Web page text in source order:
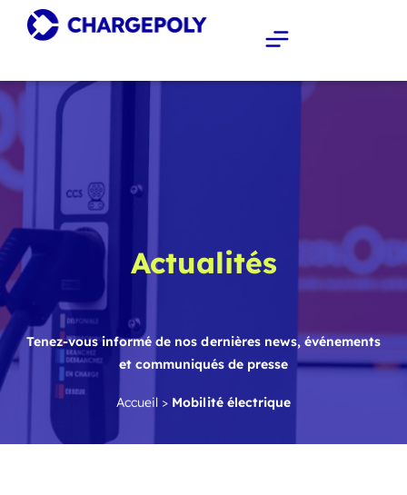
Actualités
Tenez-vous informé de nos dernières news, événements
et communiqués de presse
Accueil > Mobilité électrique